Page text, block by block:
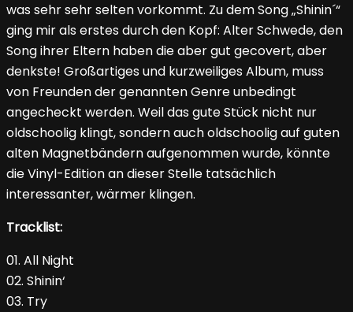
was sehr sehr selten vorkommt. Zu dem Song „Shinin´“
ging mir als erstes durch den Kopf: Alter Schwede, den
Song ihrer Eltern haben die aber gut gecovert, aber
denkste! Großartiges und kurzweiliges Album, muss
von Freunden der genannten Genre unbedingt
angecheckt werden. Weil das gute Stück nicht nur
oldschoolig klingt, sondern auch oldschoolig auf guten
alten Magnetbändern aufgenommen wurde, könnte
die Vinyl-Edition an dieser Stelle tatsächlich
interessanter, wärmer klingen.
Tracklist:
01. All Night
02. Shinin‘
03. Try